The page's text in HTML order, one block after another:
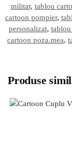
militar, tablou
cartoon pompier,
personalizat,
cartoon poza.mea,
Produse